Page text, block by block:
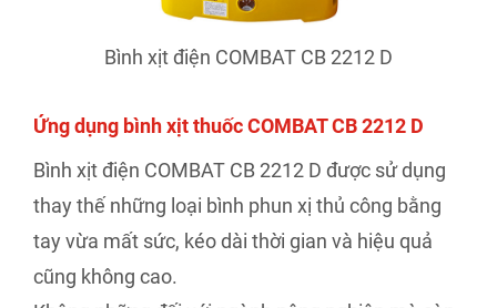
Bình xịt điện COMBAT CB 2212 D
Ứng dụng bình xịt thuốc COMBAT CB 2212 D
Bình xịt điện COMBAT CB 2212 D được sử dụng
thay thế những loại bình phun xị thủ công bằng
tay vừa mất sức, kéo dài thời gian và hiệu quả
cũng không cao.